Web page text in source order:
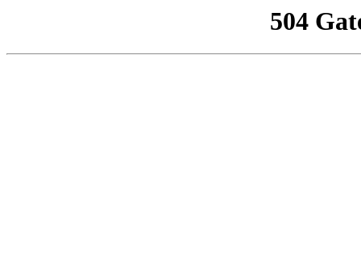
504